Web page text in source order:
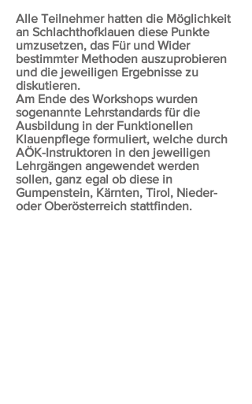
Alle Teilnehmer hatten die Möglichkeit
an Schlachthofklauen diese Punkte
umzusetzen, das Für und Wider
bestimmter Methoden auszuprobieren
und die jeweiligen Ergebnisse zu
diskutieren.
Am Ende des Workshops wurden
sogenannte Lehrstandards für die
Ausbildung in der Funktionellen
Klauenpflege formuliert, welche durch
AÖK-Instruktoren in den jeweiligen
Lehrgängen angewendet werden
sollen, ganz egal ob diese in
Gumpenstein, Kärnten, Tirol, Nieder-
oder Oberösterreich stattfinden.